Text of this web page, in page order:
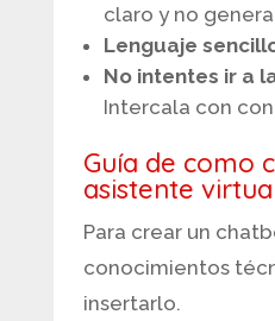
claro y no
Lenguaje
No intentes ir a
Intercala con
Guía de como
asistente
Para crear un
conocimientos
insertarlo.